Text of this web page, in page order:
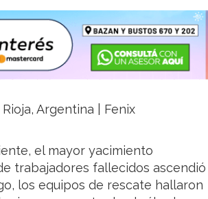
Argentina | Fenix
el mayor yacimiento
trabajadores fallecidos ascendió
los equipos de rescate hallaron